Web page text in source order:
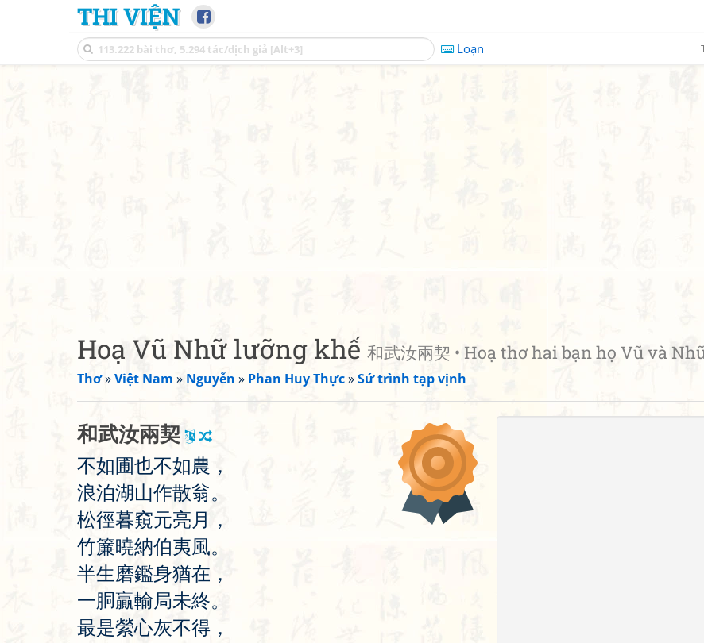
THI VIỆN
Loạn
Hoạ Vũ Nhữ lưỡng khế 和武汝兩契 • Hoạ thơ hai bạn họ Vũ và
Thơ»Việt Nam » Nguyễn » Phan Huy Thực»Sứ trình tạp vịnh
和武汝兩契
不如圃也不如農 ，
浪泊湖山作散翁。
松徑暮窺元亮 月
，
竹簾曉納伯夷風。
半生磨鑑身猶在 ，
一胴贏輸局未終。
最是縈心灰不得 ，